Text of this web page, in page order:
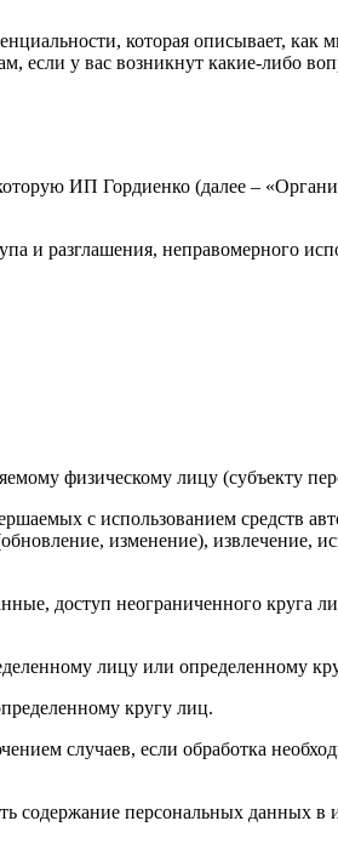
которая описывает, как
если у вас возникнут какие-либо
ИП Гордиенко (далее –
и разглашения, неправомерного
физическому лицу (субъекту
с использованием средств
изменение), извлечение,
доступ неограниченного круга
лицу или определенному
кругу лиц.
случаев, если обработка
содержание персональных данных